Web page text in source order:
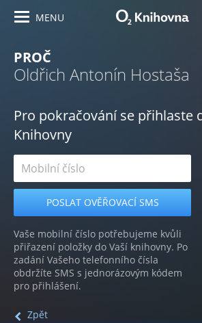
MENU
PROČ
Oldřich Antonín Hostaša
Pro pokračování se přihlaste
Knihovny
Vaše mobilní číslo potřebujeme kvůli
přiřazení položky do Vaší knihovny. Po
zadání Vašeho telefonního čísla
obdržíte SMS s jednorázovým kódem
pro přihlášení.
Zpět